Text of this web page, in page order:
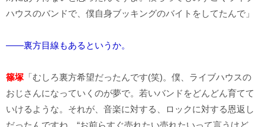
ハウスのバンドで、僕自身ブッキングのバイトをしてたんで」
――裏方目線もあるというか。
篠塚 「むしろ裏方希望だったんです(笑)。僕、ライブハウスの
おじさんになっていくのが夢で。若いバンドをどんどん育てて
いけるような。それが、音楽に対する、ロックに対する恩返し
だったんですね。“お前らすぐ売れたい売れたいって言うけど、